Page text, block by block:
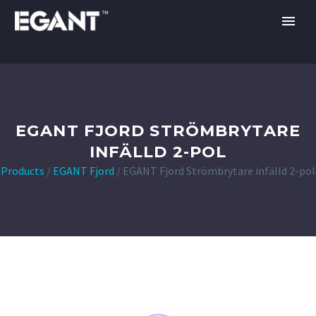
EGANT FJORD STRÖMBRYTARE
INFÄLLD 2-POL
Products / EGANT Fjord / EGANT Fjord Strömbrytare infälld 2-pol